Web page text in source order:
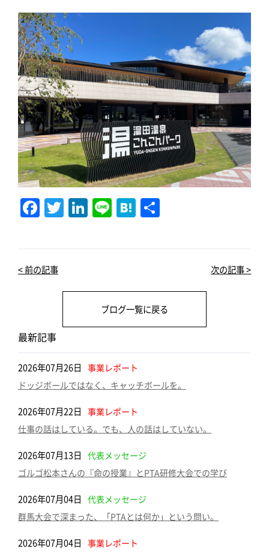
F
a
c
e
k
T
w
it
r
Li
n
k
dI
Li
n
e
H
at
e
a
共
< 前の記事 次の記事 >
ブログ一覧に戻る
最新記事
2026年07月26日 事業レポート
ドッジボールではなく、キャッチボールを。
2026年07月22日 事業レポート
仕事の話はしている。でも、人の話はしていない。
2026年07月13日 代表メッセージ
ゴルゴ松本さんの『命の授業』とPTA研修大会での学び
2026年07月04日 代表メッセージ
群馬大会で深まった、「PTAとは何か」という問い。
2026年07月04日 事業レポート